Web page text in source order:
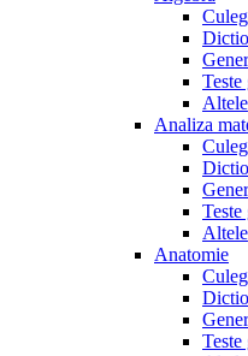
Teste
Altele
Analiza
Teste
Altele
Anatomie
Teste